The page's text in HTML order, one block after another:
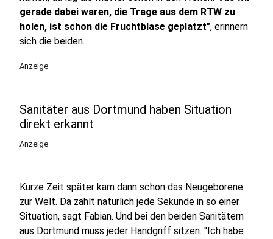
gerade dabei waren, die Trage aus dem RTW zu
holen, ist schon die Fruchtblase geplatzt", erinnern
sich die beiden.
Anzeige
Sanitäter aus Dortmund haben Situation
direkt erkannt
Anzeige
Kurze Zeit später kam dann schon das Neugeborene
zur Welt. Da zählt natürlich jede Sekunde in so einer
Situation, sagt Fabian. Und bei den beiden Sanitätern
aus Dortmund muss jeder Handgriff sitzen. "Ich habe